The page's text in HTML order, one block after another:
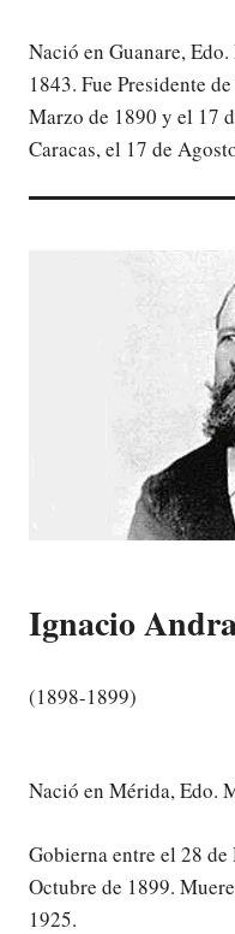
Nació en Guanare,
1843. Fue Presidente
Marzo de 1890 y el 17
Caracas, el 17 de
Ignacio
(1898-1899)
Nació en Mérida, Edo.
Gobierna entre el 28
Octubre de 1899.
1925.